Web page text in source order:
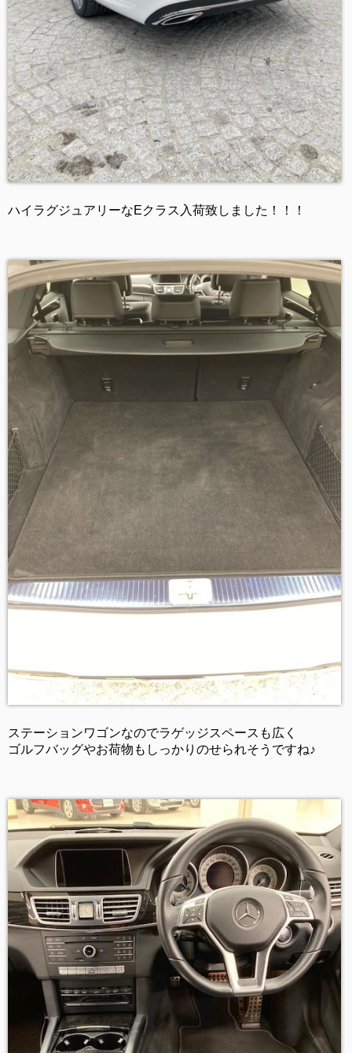
ハイラグジュアリーなEクラス入荷致しました！！！
ステーションワゴンなのでラゲッジスペースも広く
ゴルフバッグやお荷物もしっかりのせられそうですね♪